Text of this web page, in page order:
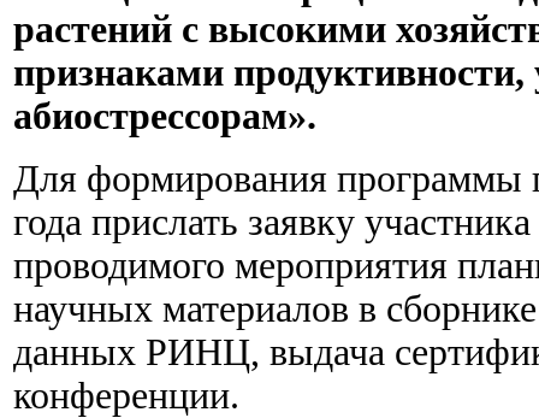
растений с высокими
признаками продуктивности,
абиострессорам».
Для формирования программы
года прислать заявку
проводимого мероприятия
научных материалов в
данных РИНЦ, выдача
конференции.